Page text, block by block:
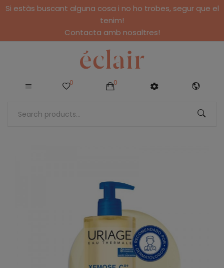
Si estàs buscant alguna cosa i no ho trobes, segur que el
tenim!
Contacta amb nosaltres!
0 0